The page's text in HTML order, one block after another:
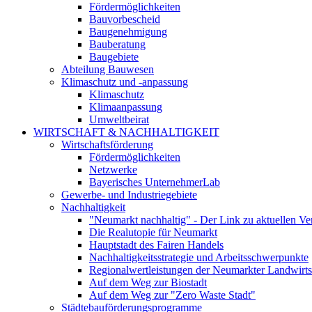
Fördermöglichkeiten
Bauvorbescheid
Baugenehmigung
Bauberatung
Baugebiete
Abteilung Bauwesen
Klimaschutz und -anpassung
Klimaschutz
Klimaanpassung
Umweltbeirat
WIRTSCHAFT & NACHHALTIGKEIT
Wirtschaftsförderung
Fördermöglichkeiten
Netzwerke
Bayerisches UnternehmerLab
Gewerbe- und Industriegebiete
Nachhaltigkeit
"Neumarkt nachhaltig" - Der Link zu aktuellen
Die Realutopie für Neumarkt
Hauptstadt des Fairen Handels
Nachhaltigkeitsstrategie und Arbeitsschwerpunkte
Regionalwertleistungen der Neumarkter
Auf dem Weg zur Biostadt
Auf dem Weg zur "Zero Waste Stadt"
Städtebauförderungsprogramme